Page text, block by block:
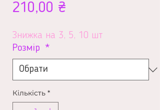
210,00 ₴
Знижка на 3, 5, 10 шт
Розмір *
Кількість *